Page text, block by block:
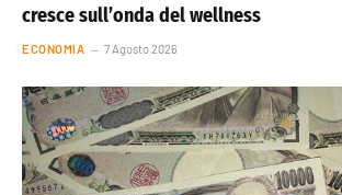
cresce sull’onda del wellness
ECONOMIA 7 Agosto 2026